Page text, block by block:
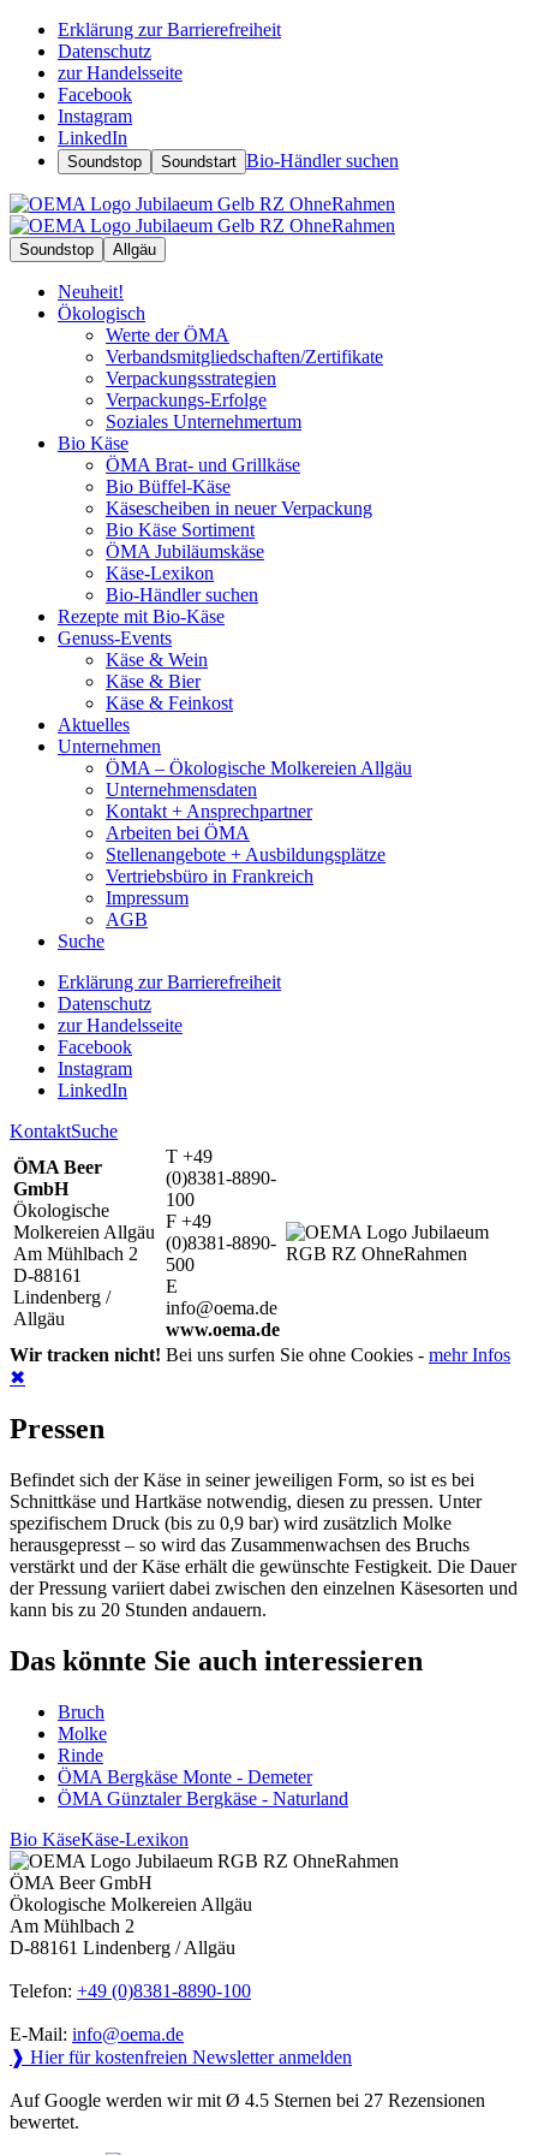
Erklärung zur Barrierefreiheit
Datenschutz
zur Handelsseite
Facebook
Instagram
LinkedIn
Soundstop Soundstart Bio-Händler suchen
Soundstop Allgäu
Neuheit!
Ökologisch
Werte der ÖMA
Verbandsmitgliedschaften/Zertifikate
Verpackungsstrategien
Verpackungs-Erfolge
Soziales Unternehmertum
Bio Käse
ÖMA Brat- und Grillkäse
Bio Büffel-Käse
Käsescheiben in neuer Verpackung
Bio Käse Sortiment
ÖMA Jubiläumskäse
Käse-Lexikon
Bio-Händler suchen
Rezepte mit Bio-Käse
Genuss-Events
Käse & Wein
Käse & Bier
Käse & Feinkost
Aktuelles
Unternehmen
ÖMA – Ökologische Molkereien Allgäu
Unternehmensdaten
Kontakt + Ansprechpartner
Arbeiten bei ÖMA
Stellenangebote + Ausbildungsplätze
Vertriebsbüro in Frankreich
Impressum
AGB
Suche
Erklärung zur Barrierefreiheit
Datenschutz
zur Handelsseite
Facebook
Instagram
LinkedIn
KontaktSuche
ÖMA Beer
GmbH
Ökologische
Molkereien Allgäu
Am Mühlbach 2
D-88161
Lindenberg /
Allgäu
T +49
(0)8381-8890-
100
F +49
(0)8381-8890-
500
E
info@oema.de
www.oema.de
Wir tracken nicht! Bei uns surfen Sie ohne Cookies - mehr Infos
✖
Pressen
Befindet sich der Käse in seiner jeweiligen Form, so ist es bei
Schnittkäse und Hartkäse notwendig, diesen zu pressen. Unter
spezifischem Druck (bis zu 0,9 bar) wird zusätzlich Molke
herausgepresst – so wird das Zusammenwachsen des Bruchs
verstärkt und der Käse erhält die gewünschte Festigkeit. Die Dauer
der Pressung variiert dabei zwischen den einzelnen Käsesorten und
kann bis zu 20 Stunden andauern.
Das könnte Sie auch interessieren
Bruch
Molke
Rinde
ÖMA Bergkäse Monte - Demeter
ÖMA Günztaler Bergkäse - Naturland
Bio KäseKäse-Lexikon
ÖMA Beer GmbH
Ökologische Molkereien Allgäu
Am Mühlbach 2
D-88161 Lindenberg / Allgäu
Telefon: +49 (0)8381-8890-100
E-Mail: info@oema.de
❱ Hier für kostenfreien Newsletter anmelden
Auf Google werden wir mit Ø 4.5 Sternen bei 27 Rezensionen
bewertet.